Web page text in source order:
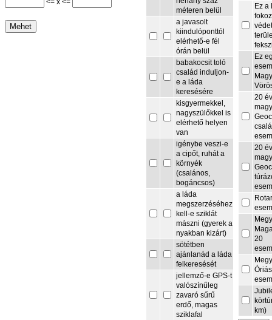
<= x <=
méteren belül
a javasolt
kiindulóponttól
elérhető-e fél
órán belül
babakocsit toló
család induljon-
e a láda
keresésére
kisgyermekkel,
nagyszülőkkel is
elérhető helyen
van
igénybe veszi-e
a cipőt, ruhát a
környék
(csalános,
bogáncsos)
a láda
megszerzéséhez
kell-e sziklát
mászni (gyerek a
nyakban kizárt)
sötétben
ajánlanád a láda
felkeresését
jellemző-e GPS-t
valószínűleg
zavaró sűrű
erdő, magas
sziklafal
Ez a
Ez
20
20
20
km)